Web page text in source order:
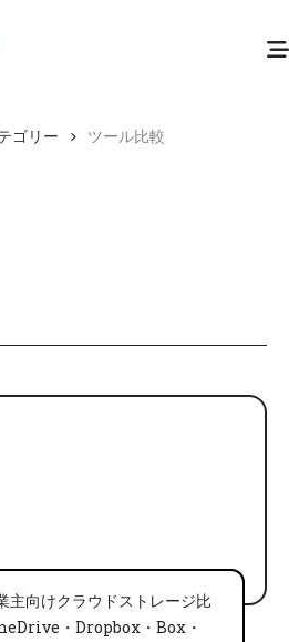
ゴリー ツール比較
主向けクラウドストレージ比
・Dropbox・Box・